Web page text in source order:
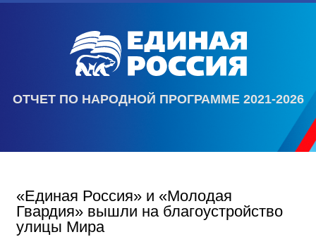
ОТЧЕТ ПО НАРОДНОЙ ПРОГРАММЕ 2021-2026
«Единая Россия» и «Молодая
Гвардия» вышли на благоустройство
улицы Мира